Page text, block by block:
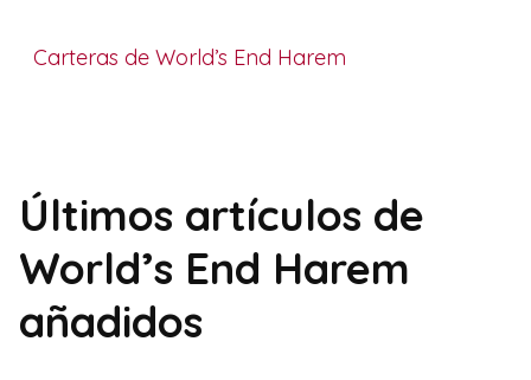
Carteras de World’s End Harem
Últimos artículos de
World’s End Harem
añadidos